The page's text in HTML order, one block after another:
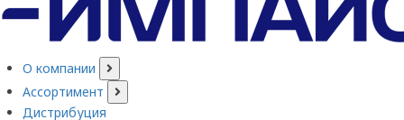
О компании
Ассортимент
Дистрибуция